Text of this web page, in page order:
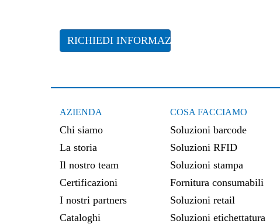
RICHIEDI INFORMAZIONI
AZIENDA
Chi siamo
La storia
Il nostro team
Certificazioni
I nostri partners
Cataloghi
COSA FACCIAMO
Soluzioni barcode
Soluzioni RFID
Soluzioni stampa
Fornitura consumabili
Soluzioni retail
Soluzioni etichettatura